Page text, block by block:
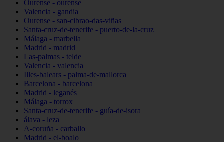
Ourense - ourense
Valencia - gandia
Ourense - san-cibrao-das-viñas
Santa-cruz-de-tenerife - puerto-de-la-cruz
Málaga - marbella
Madrid - madrid
Las-palmas - telde
Valencia - valencia
Illes-balears - palma-de-mallorca
Barcelona - barcelona
Madrid - leganés
Málaga - torrox
Santa-cruz-de-tenerife - guía-de-isora
álava - leza
A-coruña - carballo
Madrid - el-boalo